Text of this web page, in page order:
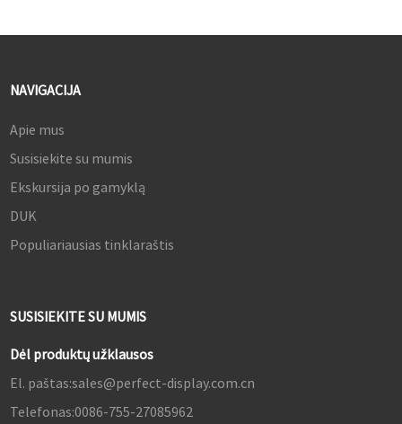
NAVIGACIJA
Apie mus
Susisiekite su mumis
Ekskursija po gamyklą
DUK
Populiariausias tinklaraštis
SUSISIEKITE SU MUMIS
Dėl produktų užklausos
El. paštas:sales@perfect-display.com.cn
Telefonas:0086-755-27085962